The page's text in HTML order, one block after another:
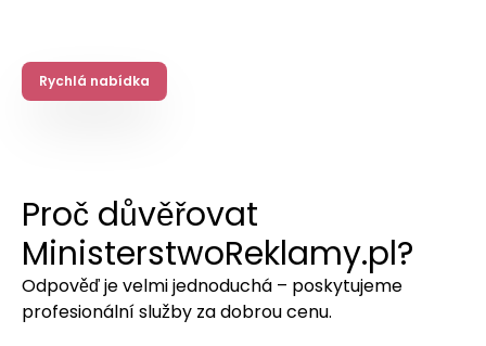
Rychlá nabídka
Proč důvěřovat
MinisterstwoReklamy.pl?
Odpověď je velmi jednoduchá – poskytujeme
profesionální služby za dobrou cenu.